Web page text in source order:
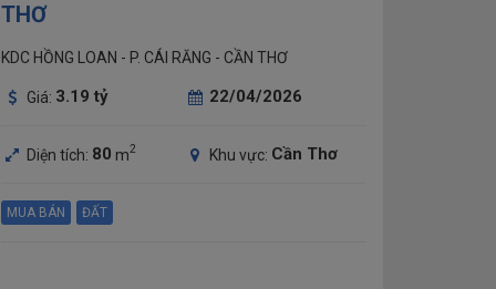
THƠ
KDC HỒNG LOAN - P. CÁI RĂNG - CẦN THƠ
Giá: 3.19 tỷ 22/04/2026
Diện tích: 80 m2 Khu vực: Cần Thơ
MUA BÁN ĐẤT